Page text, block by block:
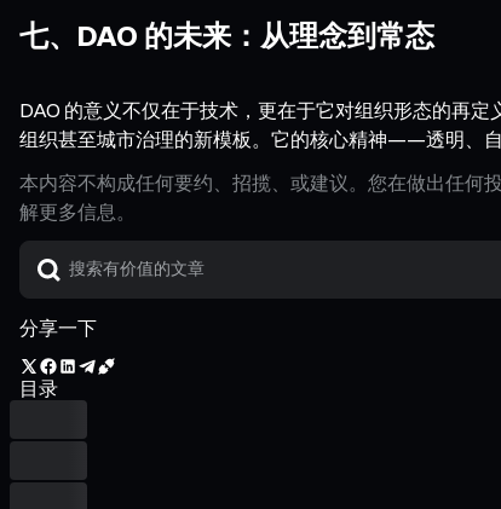
七、DAO 的未来：从理念到常态
DAO 的意义不仅在于技术，更在于它对组织形态的再
组织甚至城市治理的新模板。它的核心精神——透明、
本内容不构成任何要约、招揽、或建议。您在做出任何
解更多信息。
分享一下
目录